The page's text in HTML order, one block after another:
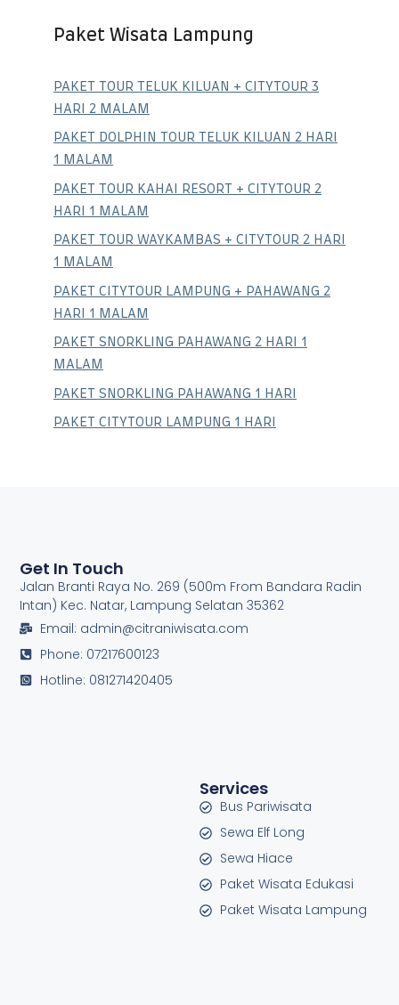
Paket Wisata Lampung
PAKET TOUR TELUK KILUAN + CITYTOUR 3
HARI 2 MALAM
PAKET DOLPHIN TOUR TELUK KILUAN 2 HARI
1 MALAM
PAKET TOUR KAHAI RESORT + CITYTOUR 2
HARI 1 MALAM
PAKET TOUR WAYKAMBAS + CITYTOUR 2 HARI
1 MALAM
PAKET CITYTOUR LAMPUNG + PAHAWANG 2
HARI 1 MALAM
PAKET SNORKLING PAHAWANG 2 HARI 1
MALAM
PAKET SNORKLING PAHAWANG 1 HARI
PAKET CITYTOUR LAMPUNG 1 HARI
Services
Bus Pariwisata
Sewa Elf Long
Sewa Hiace
Paket Wisata Edukasi
Paket Wisata Lampung
Get In Touch
Jalan Branti Raya No. 269 (500m From Bandara Radin
Intan) Kec. Natar, Lampung Selatan 35362
Email: admin@citraniwisata.com
Phone: 07217600123
Hotline: 081271420405